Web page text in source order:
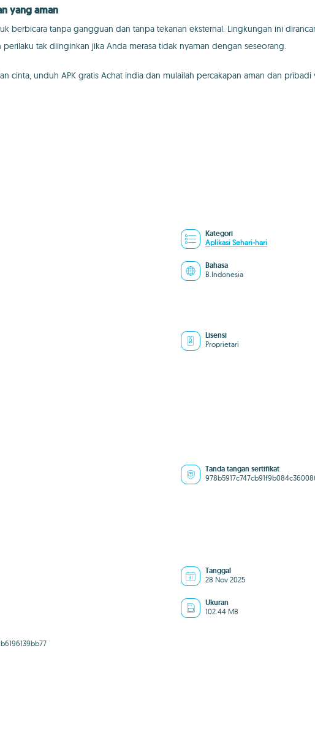
yang aman
berbicara tanpa gangguan dan tanpa tekanan eksternal. Lingkungan ini
tak diinginkan jika Anda merasa tidak nyaman dengan seseorang.
cinta, unduh APK gratis Achat india dan mulailah percakapan aman dan
Kategori
Aplikasi Sehari-hari
Bahasa
B.Indonesia
Lisensi
Proprietari
Tanda tangan sertifikat
Tanggal
28 Nov 2025
Ukuran
102.44 MB